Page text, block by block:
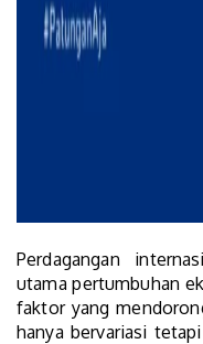
Perdagangan
utama pertumbuhan
faktor yang
hanya bervariasi